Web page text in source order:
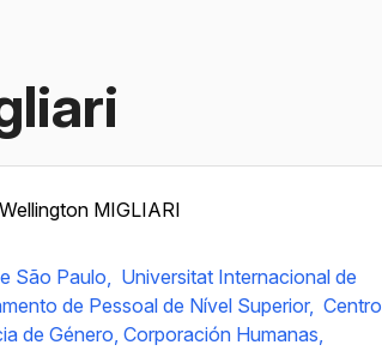
Wellington MIGLIARI
São Paulo, Universitat Internacional de
de Pessoal de Nível Superior, Centro
de Género, Corporación Humanas,